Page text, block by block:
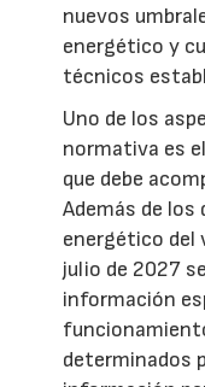
nuevos
energético y
técnicos
Uno de los
normativa es
que debe
Además de
energético del
julio de 2027
información
determinados